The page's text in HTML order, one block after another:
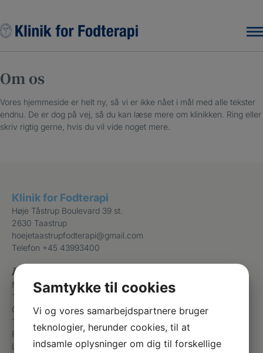
indholdet
Om os
Vores hjemmeside er helt ny, så vi er ikke nået i mål med alle tekster
endnu. De er dog på vej, så du kan læse mere om klinikken. Ring eller
skriv rigtig gerne, hvis du vil vide noget mere.
Klinik for Fodterapi
Høje Tåstrup Boulevard 39 st.
2630 Taastrup
hoejetaastrupfodterapi@gmail.com
Telefon +45 43993400
Åbningstider
Mandag
08:00 – 18:00
Tirsdag
08:00 – 18:00
Onsdag
08:00 – 18:00
Torsdag
08:00 – 18:00
Fredag
08:00 – 16:00
Lørdag
Efter aftale
Samtykke til cookies
Vi og vores samarbejdspartnere bruger
teknologier, herunder cookies, til at
indsamle oplysninger om dig til forskellige